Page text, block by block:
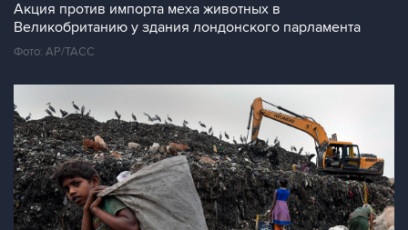
Акция против импорта меха животных в
Великобританию у здания лондонского парламента
Фото: AP/ТАСС